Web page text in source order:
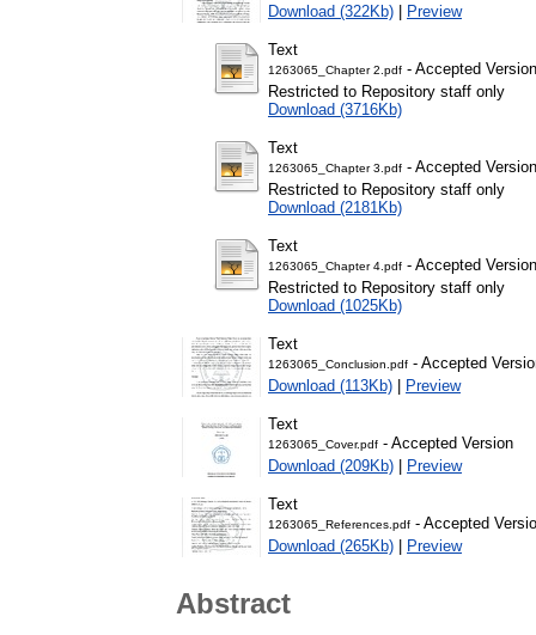
Download (322Kb) | Preview
Text
1263065_Chapter 2.pdf - Accepted Version
Restricted to Repository staff only
Download (3716Kb)
Text
1263065_Chapter 3.pdf - Accepted Version
Restricted to Repository staff only
Download (2181Kb)
Text
1263065_Chapter 4.pdf - Accepted Version
Restricted to Repository staff only
Download (1025Kb)
Text
1263065_Conclusion.pdf - Accepted
Download (113Kb) | Preview
Text
1263065_Cover.pdf - Accepted Version
Download (209Kb) | Preview
Text
1263065_References.pdf - Accepted
Download (265Kb) | Preview
Abstract